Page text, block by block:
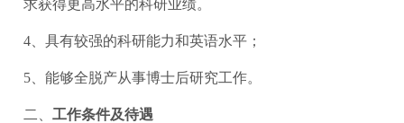
求获得更高水平的科研业绩。
4、具有较强的科研能力和英语水平；
5、能够全脱产从事博士后研究工作。
二、 工作条件及待遇